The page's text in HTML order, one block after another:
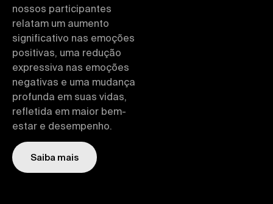
nossos participantes
relatam um aumento
significativo nas emoções
positivas, uma redução
expressiva nas emoções
negativas e uma mudança
profunda em suas vidas,
refletida em maior bem-
estar e desempenho.
Saiba mais